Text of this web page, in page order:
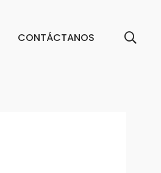
CONTÁCTANOS